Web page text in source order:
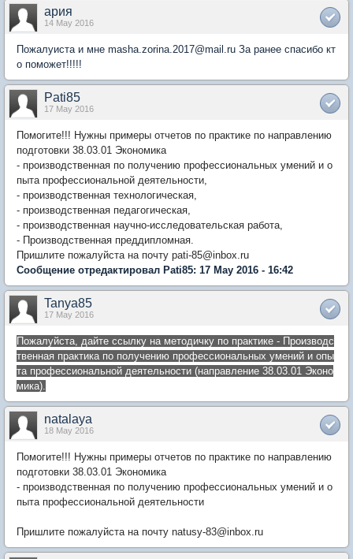
ария
14 May 2016
Пожалуиста и мне masha.zorina.2017@mail.ru За ранее спасибо кт
о поможет!!!!!
Pati85
17 May 2016
Помогите!!! Нужны примеры отчетов по практике по направлению
подготовки 38.03.01 Экономика
- производственная по получению профессиональных умений и о
пыта профессиональной деятельности,
- производственная технологическая,
- производственная педагогическая,
- производственная научно-исследовательская работа,
- Производственная преддипломная.
Пришлите пожалуйста на почту pati-85@inbox.ru
Сообщение отредактировал Pati85: 17 May 2016 - 16:42
Tanya85
17 May 2016
Пожалуйста, дайте ссылку на методичку по практике - Производс
твенная практика по получению профессиональных умений и опы
та профессиональной деятельности (направление 38.03.01 Эконо
мика).
natalaya
18 May 2016
Помогите!!! Нужны примеры отчетов по практике по направлению
подготовки 38.03.01 Экономика
- производственная по получению профессиональных умений и о
пыта профессиональной деятельности
Пришлите пожалуйста на почту natusy-83@inbox.ru